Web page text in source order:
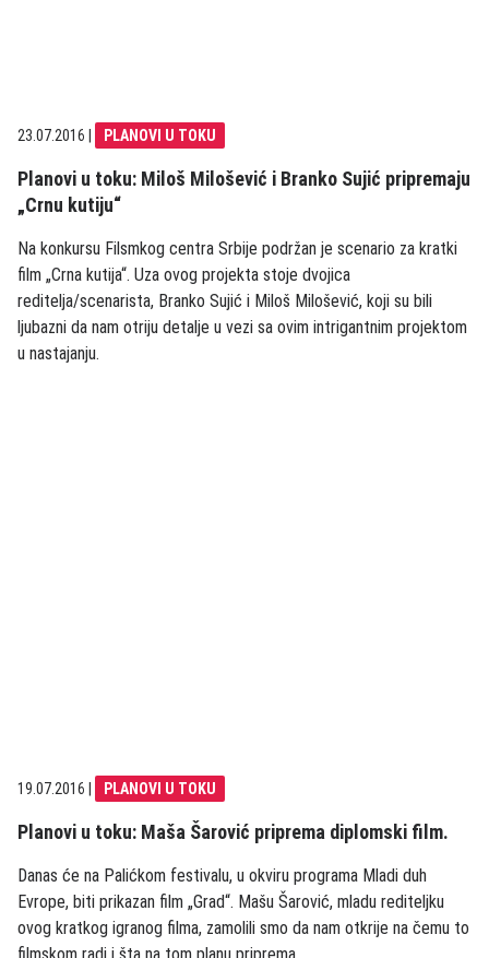
23.07.2016 PLANOVI U TOKU
Planovi u toku: Miloš Milošević i Branko Sujić pripremaju
„Crnu kutiju“
Na konkursu Filsmkog centra Srbije podržan je scenario za kratki
film „Crna kutija“. Uza ovog projekta stoje dvojica
reditelja/scenarista, Branko Sujić i Miloš Milošević, koji su bili
ljubazni da nam otriju detalje u vezi sa ovim intrigantnim projektom
u nastajanju.
19.07.2016 | PLANOVI U TOKU
Planovi u toku: Maša Šarović priprema diplomski film.
Danas će na Palićkom festivalu, u okviru programa Mladi duh
Evrope, biti prikazan film „Grad“. Mašu Šarović, mladu rediteljku
ovog kratkog igranog filma, zamolili smo da nam otkrije na čemu to
filmskom radi i šta na tom planu priprema.